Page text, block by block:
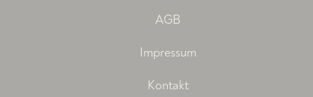
AGB
Impressum
Kontakt